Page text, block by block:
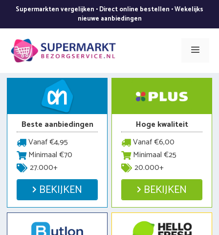
de
inhoud
Supermarkten vergelijken • Direct online bestellen • Wekelijks
nieuwe aanbiedingen
Menu
Beste aanbiedingen
Vanaf €4,95
Minimaal €70
27.000+
BEKIJKEN
Hoge kwaliteit
Vanaf €6,00
Minimaal €25
20.000+
BEKIJKEN